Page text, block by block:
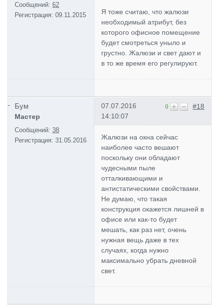
Сообщений: 62
Регистрация: 09.11.2015
Я тоже считаю, что жалюзи
необходимый атрибут, без
которого офисное помещение
будет смотреться уныло и
грустно. Жалюзи и свет дают и
в то же время его регулируют.
Бум
Мастер
Сообщений: 38
Регистрация: 31.05.2016
#18
0
07.07.2016
14:10:07
Жалюзи на окна сейчас
наиболее часто вешают
поскольку они обладают
чудесными пыле
отталкивающими и
антистатическими свойствами.
Не думаю, что такая
конструкция окажется лишней в
офисе или как-то будет
мешать, как раз нет, очень
нужная вещь даже в тех
случаях, когда нужно
максимально убрать дневной
свет.